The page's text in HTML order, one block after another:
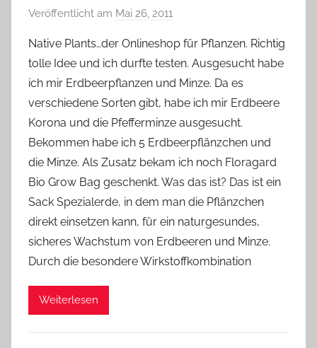
Veröffentlicht am Mai 26, 2011
n
Y
v
o
n
n
e
Native Plants…der Onlineshop für Pflanzen. Richtig
tolle Idee und ich durfte testen. Ausgesucht habe
ich mir Erdbeerpflanzen und Minze. Da es
verschiedene Sorten gibt, habe ich mir Erdbeere
Korona und die Pfefferminze ausgesucht.
Bekommen habe ich 5 Erdbeerpflänzchen und
die Minze. Als Zusatz bekam ich noch Floragard
Bio Grow Bag geschenkt. Was das ist? Das ist ein
Sack Spezialerde, in dem man die Pflänzchen
direkt einsetzen kann, für ein naturgesundes,
sicheres Wachstum von Erdbeeren und Minze.
Durch die besondere Wirkstoffkombination
Weiterlesen